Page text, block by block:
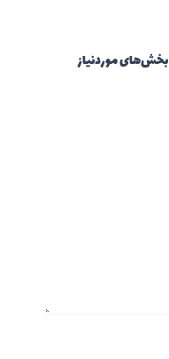
بخش‌های موردنیاز